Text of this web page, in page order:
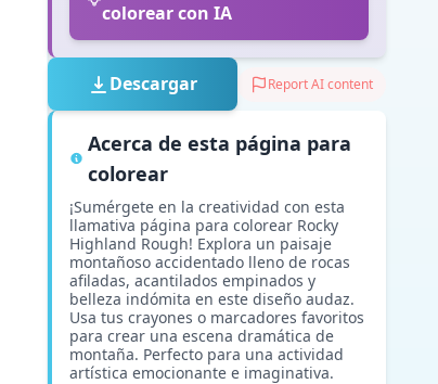
colorear con IA
Descargar Report AI content
Acerca de esta página para
colorear
¡Sumérgete en la creatividad con esta
llamativa página para colorear Rocky
Highland Rough! Explora un paisaje
montañoso accidentado lleno de rocas
afiladas, acantilados empinados y
belleza indómita en este diseño audaz.
Usa tus crayones o marcadores favoritos
para crear una escena dramática de
montaña. Perfecto para una actividad
artística emocionante e imaginativa.